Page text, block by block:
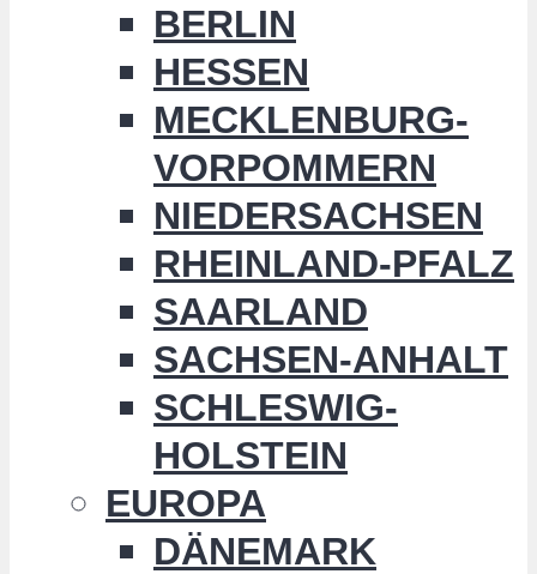
BERLIN
HESSEN
MECKLENBURG-
VORPOMMERN
NIEDERSACHSEN
RHEINLAND-PFALZ
SAARLAND
SACHSEN-ANHALT
SCHLESWIG-
HOLSTEIN
EUROPA
DÄNEMARK